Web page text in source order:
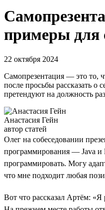
примеры для
22 октября 2024
Самопрезентация — это то,
после просьбы рассказать о
претендуют на должность
Анастасия Гейн
автор статей
Олег на собеседовании
программирования — Java и
программировать. Могу
что мне подходит любая
Вот что рассказал Артём: «Я